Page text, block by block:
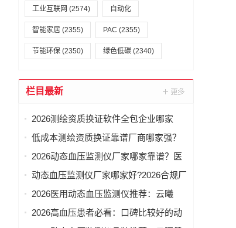
工业互联网 (2574) 自动化
智能家居 (2355) PAC (2355)
节能环保 (2350) 绿色低碳 (2340)
栏目最新
2026测绘资质换证软件全包企业哪家
好？乙级配套一站式推荐
低成本测绘资质换证靠谱厂商哪家强？
2026乙级软件配套攻略
2026动态血压监测仪厂家哪家靠谱？医
用资质厂商推荐
动态血压监测仪厂家哪家好?2026合规厂
家推荐
2026医用动态血压监测仪推荐：云曦
ABPM临床应用与采购参考
2026高血压患者必看：口碑比较好的动